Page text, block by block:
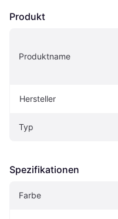
Produkt
Produktname
Hersteller
Typ
Spezifikationen
Farbe